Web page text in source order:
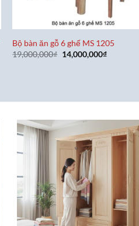
Bộ bàn ăn gỗ 6 ghế MS 1205
19,000,000₫ Giá
gốc
14,000,000₫Giá